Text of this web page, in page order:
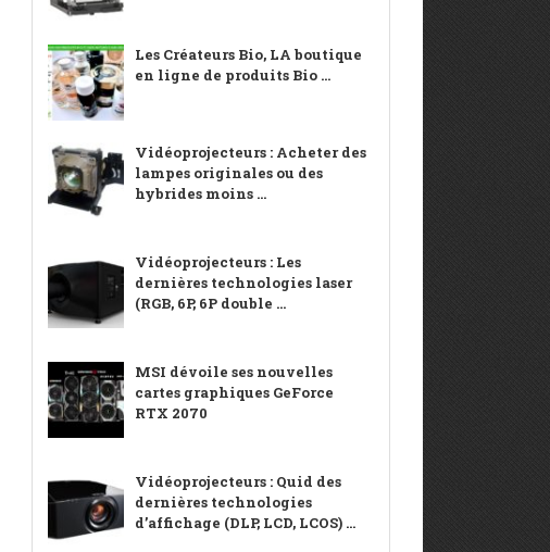
Les Créateurs Bio, LA boutique
en ligne de produits Bio ...
Vidéoprojecteurs : Acheter des
lampes originales ou des
hybrides moins ...
Vidéoprojecteurs : Les
dernières technologies laser
(RGB, 6P, 6P double ...
MSI dévoile ses nouvelles
cartes graphiques GeForce
RTX 2070
Vidéoprojecteurs : Quid des
dernières technologies
d’affichage (DLP, LCD, LCOS) ...